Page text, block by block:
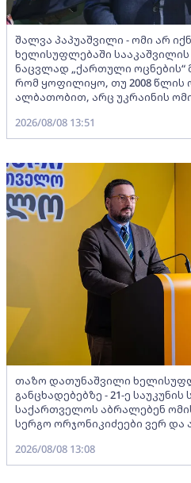
შალვა პაპუაშვილი - ომი არ
ხელისუფლებაში
ნაცვლად „ქართული
რომ ყოფილიყო, თუ 2008 წლის
ალბათობით, არც უკრაინის
2026/08/08 13:51
თაზო დათუნაშვილი
განცხადებებზე - 21-ე
საქართველოს აბრალებენ ომის
სერგო ორჯონიკიძეები ვერ და
2026/08/08 13:08